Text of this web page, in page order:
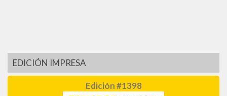
EDICIÓN IMPRESA
Edición #1398